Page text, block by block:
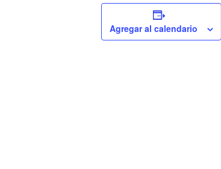
Agregar al calendario